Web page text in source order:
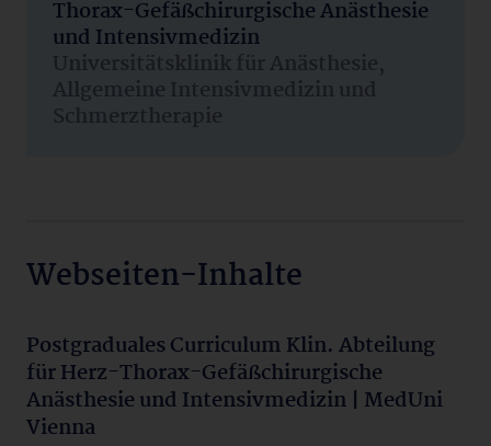
Thorax-Gefäßchirurgische Anästhesie
und Intensivmedizin
Universitätsklinik für Anästhesie,
Allgemeine Intensivmedizin und
Schmerztherapie
Webseiten-Inhalte
Postgraduales Curriculum Klin. Abteilung
für Herz-Thorax-Gefäßchirurgische
Anästhesie und Intensivmedizin | MedUni
Vienna